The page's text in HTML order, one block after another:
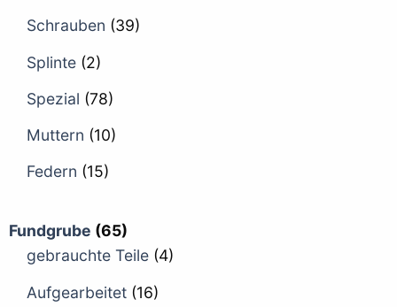
Schrauben (39)
Splinte (2)
Spezial (78)
Muttern (10)
Federn (15)
Fundgrube (65)
gebrauchte Teile (4)
Aufgearbeitet (16)